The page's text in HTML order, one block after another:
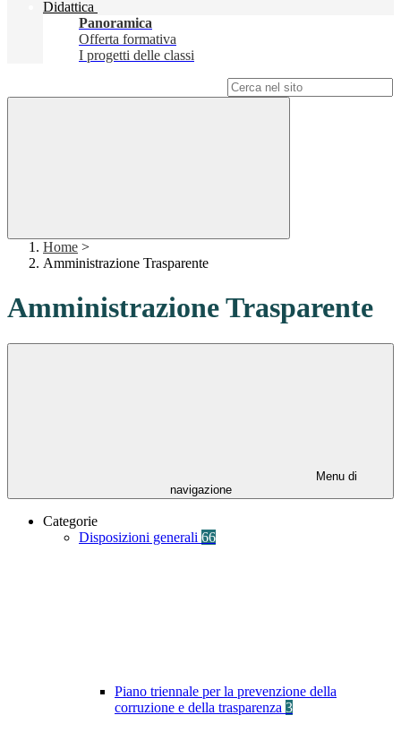
Didattica
Panoramica
Offerta formativa
I progetti delle classi
Home >
Amministrazione Trasparente
Amministrazione Trasparente
Menu di
navigazione
Categorie
Disposizioni generali 66
Piano triennale per la prevenzione della
corruzione e della trasparenza 3